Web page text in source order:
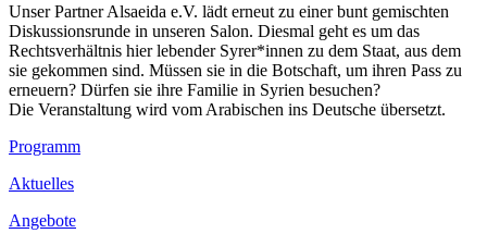
Unser Partner Alsaeida e.V. lädt erneut zu einer bunt gemischten
Diskussionsrunde in unseren Salon. Diesmal geht es um das
Rechtsverhältnis hier lebender Syrer*innen zu dem Staat, aus dem
sie gekommen sind. Müssen sie in die Botschaft, um ihren Pass zu
erneuern? Dürfen sie ihre Familie in Syrien besuchen?
Die Veranstaltung wird vom Arabischen ins Deutsche übersetzt.
Footer
Inhalt
Programm
Aktuelles
Angebote